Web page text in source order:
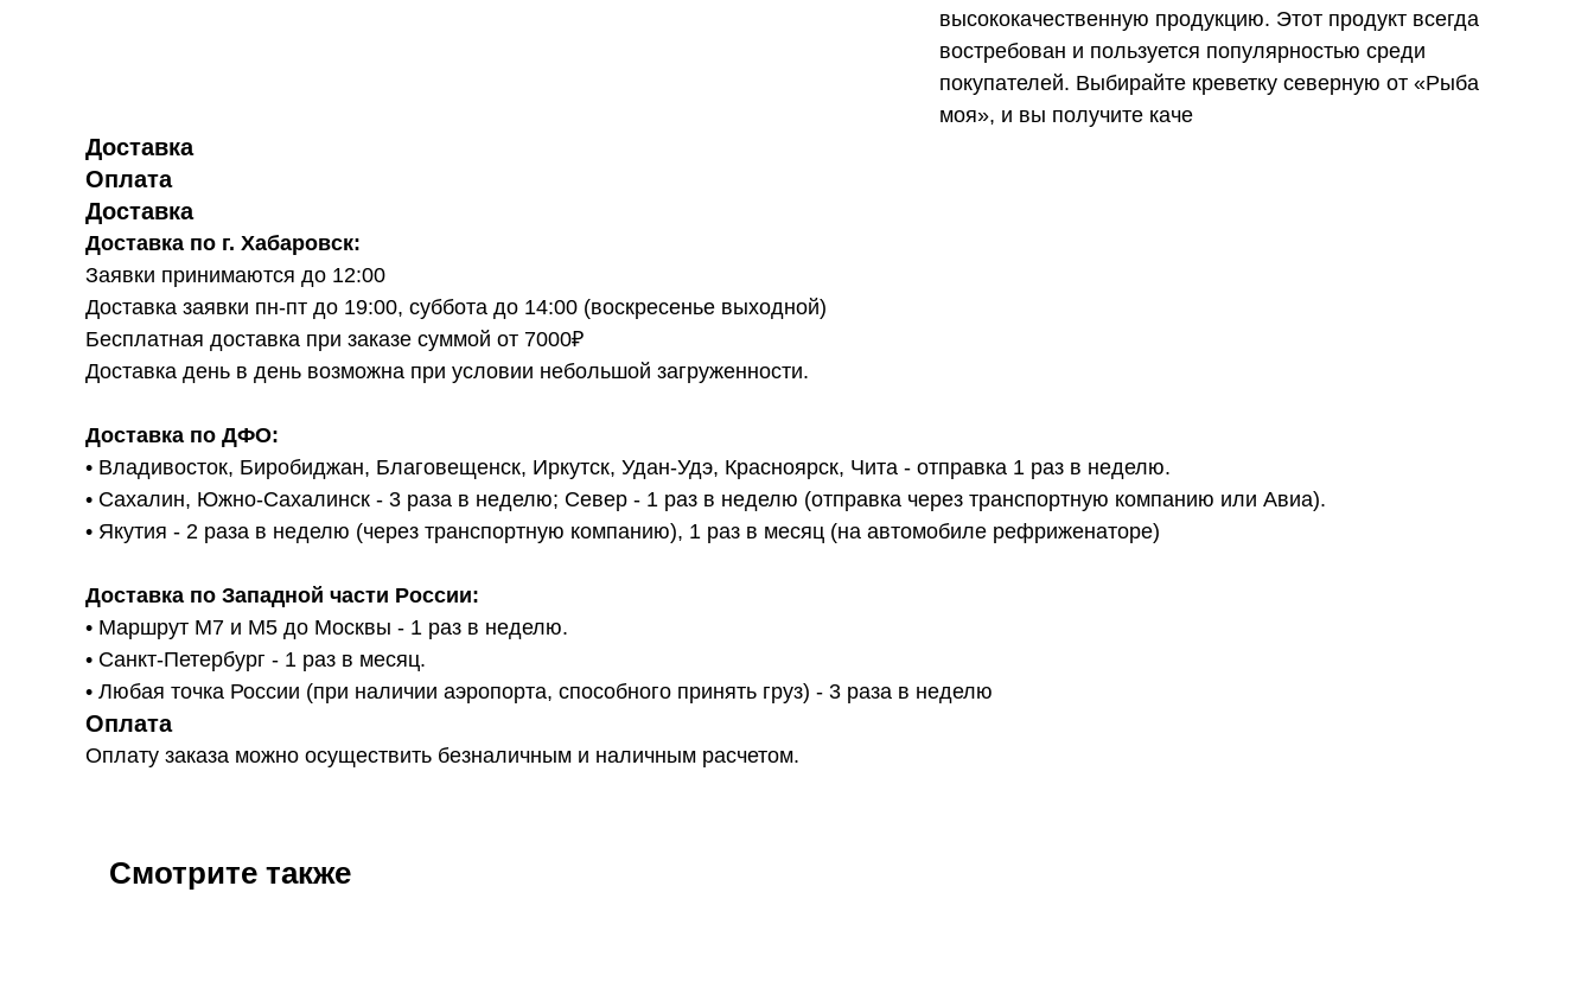
высококачественную продукцию. Этот продукт всегда
востребован и пользуется популярностью среди
покупателей. Выбирайте креветку северную от «Рыба
моя», и вы получите каче
Доставка
Оплата
Доставка
Доставка по г. Хабаровск:
Заявки принимаются до 12:00
Доставка заявки пн-пт до 19:00, суббота до 14:00 (воскресенье выходной)
Бесплатная доставка при заказе суммой от 7000₽
Доставка день в день возможна при условии небольшой загруженности.
Доставка по ДФО:
• Владивосток, Биробиджан, Благовещенск, Иркутск, Удан-Удэ, Красноярск, Чита - отправка 1 раз в неделю.
• Сахалин, Южно-Сахалинск - 3 раза в неделю; Север - 1 раз в неделю (отправка через транспортную компанию или Авиа).
• Якутия - 2 раза в неделю (через транспортную компанию), 1 раз в месяц (на автомобиле рефриженаторе)
Доставка по Западной части России:
• Маршрут М7 и М5 до Москвы - 1 раз в неделю.
• Санкт-Петербург - 1 раз в месяц.
• Любая точка России (при наличии аэропорта, способного принять груз) - 3 раза в неделю
Оплата
Оплату заказа можно осуществить безналичным и наличным расчетом.
Смотрите также